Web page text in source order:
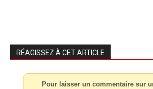
RÉAGISSEZ À CET ARTICLE
Pour laisser un commentaire sur